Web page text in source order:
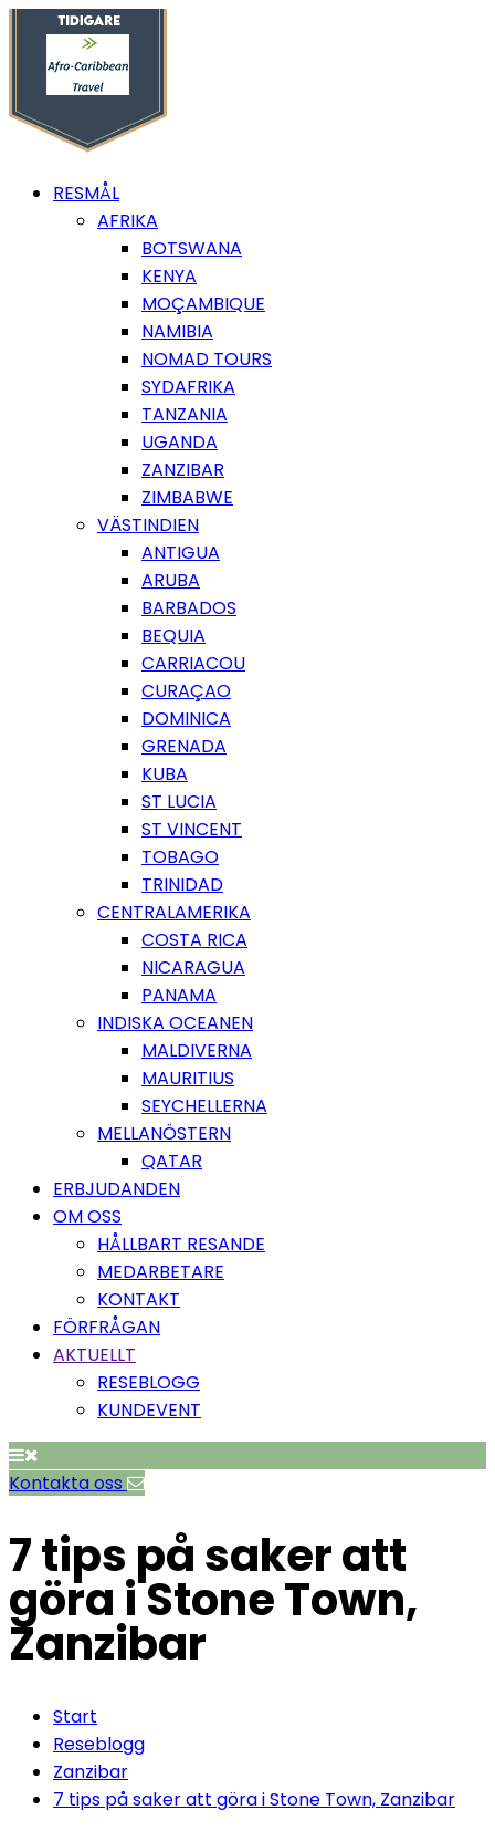
RESMÅL
AFRIKA
BOTSWANA
KENYA
MOÇAMBIQUE
NAMIBIA
NOMAD TOURS
SYDAFRIKA
TANZANIA
UGANDA
ZANZIBAR
ZIMBABWE
VÄSTINDIEN
ANTIGUA
ARUBA
BARBADOS
BEQUIA
CARRIACOU
CURAÇAO
DOMINICA
GRENADA
KUBA
ST LUCIA
ST VINCENT
TOBAGO
TRINIDAD
CENTRALAMERIKA
COSTA RICA
NICARAGUA
PANAMA
INDISKA OCEANEN
MALDIVERNA
MAURITIUS
SEYCHELLERNA
MELLANÖSTERN
QATAR
ERBJUDANDEN
OM OSS
HÅLLBART RESANDE
MEDARBETARE
KONTAKT
FÖRFRÅGAN
AKTUELLT
RESEBLOGG
KUNDEVENT
Kontakta oss
7 tips på saker att
göra i Stone Town,
Zanzibar
Start
Reseblogg
Zanzibar
7 tips på saker att göra i Stone Town, Zanzibar